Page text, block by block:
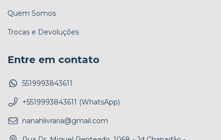
Quem Somos
Trocas e Devoluções
Entre em contato
5519993843611
+5519993843611 (WhatsApp)
nanahlivraria@gmail.com